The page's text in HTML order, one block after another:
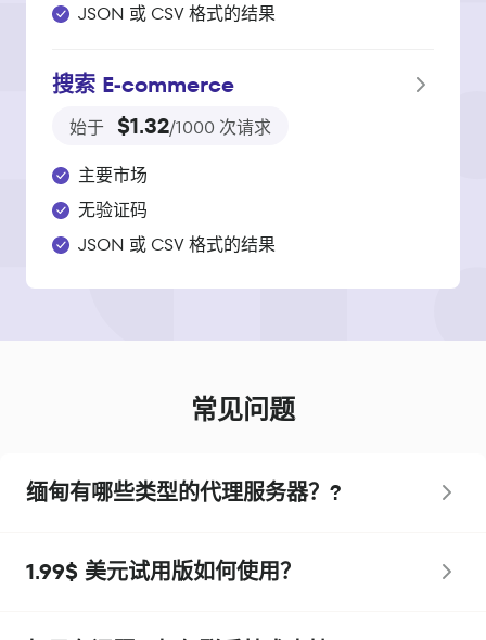
JSON 或 CSV 格式的结果
搜索 E‑commerce
始于 $1.32/1000 次请求
主要市场
无验证码
JSON 或 CSV 格式的结果
常见问题
缅甸有哪些类型的代理服务器？?
1.99$ 美元试用版如何使用？